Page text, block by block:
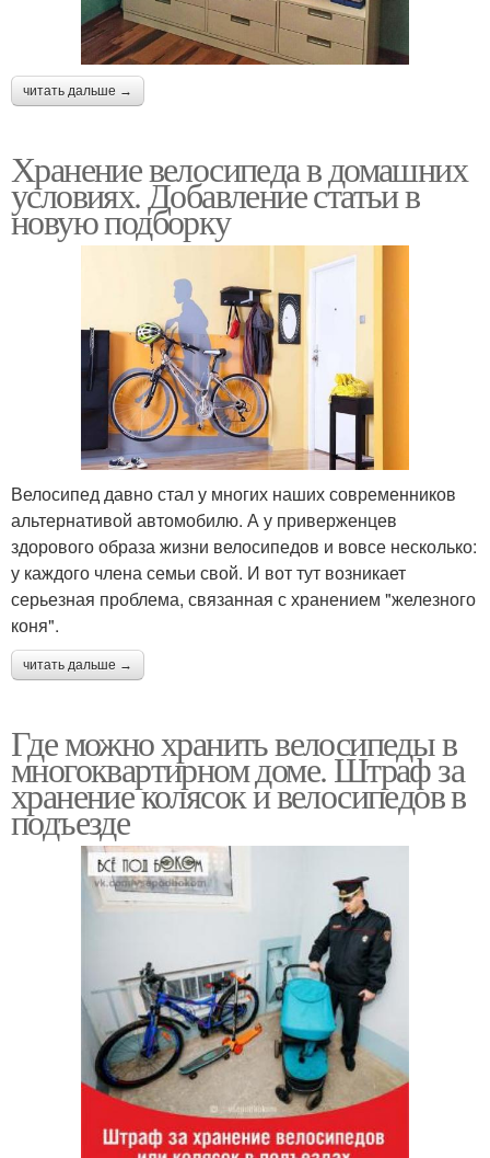
читать дальше →
Хранение велосипеда в домашних
условиях. Добавление статьи в
новую подборку
Велосипед давно стал у многих наших современников
альтернативой автомобилю. А у приверженцев
здорового образа жизни велосипедов и вовсе несколько:
у каждого члена семьи свой. И вот тут возникает
серьезная проблема, связанная с хранением "железного
коня".
читать дальше →
Где можно хранить велосипеды в
многоквартирном доме. Штраф за
хранение колясок и велосипедов в
подъезде